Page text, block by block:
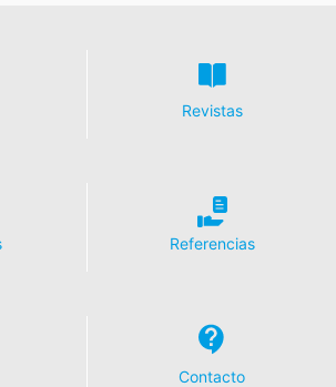
Revistas
Referencias
Contacto
que los datos que procesamos en base
a usted o a un tercero
bloqueo, borrado
sobre cualquiera de sus datos
También tiene derecho a que